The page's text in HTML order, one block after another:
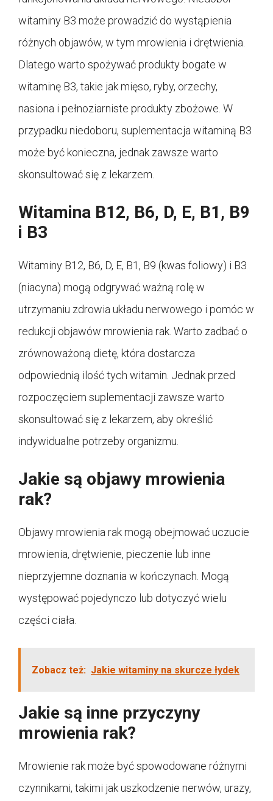
witaminy B3 może prowadzić do wystąpienia
różnych objawów, w tym mrowienia i drętwienia.
Dlatego warto spożywać produkty bogate w
witaminę B3, takie jak mięso, ryby, orzechy,
nasiona i pełnoziarniste produkty zbożowe. W
przypadku niedoboru, suplementacja witaminą B3
może być konieczna, jednak zawsze warto
skonsultować się z lekarzem.
Witamina B12, B6, D, E, B1, B9
i B3
Witaminy B12, B6, D, E, B1, B9 (kwas foliowy) i B3
(niacyna) mogą odgrywać ważną rolę w
utrzymaniu zdrowia układu nerwowego i pomóc w
redukcji objawów mrowienia rak. Warto zadbać o
zrównoważoną dietę, która dostarcza
odpowiednią ilość tych witamin. Jednak przed
rozpoczęciem suplementacji zawsze warto
skonsultować się z lekarzem, aby określić
indywidualne potrzeby organizmu.
Jakie są objawy mrowienia
rak?
Objawy mrowienia rak mogą obejmować uczucie
mrowienia, drętwienie, pieczenie lub inne
nieprzyjemne doznania w kończynach. Mogą
występować pojedynczo lub dotyczyć wielu
części ciała.
Zobacz też: Jakie witaminy na skurcze łydek
Jakie są inne przyczyny
mrowienia rak?
Mrowienie rak może być spowodowane różnymi
czynnikami, takimi jak uszkodzenie nerwów, urazy,